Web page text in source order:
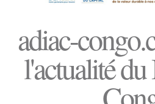
adiac-
l'actualité